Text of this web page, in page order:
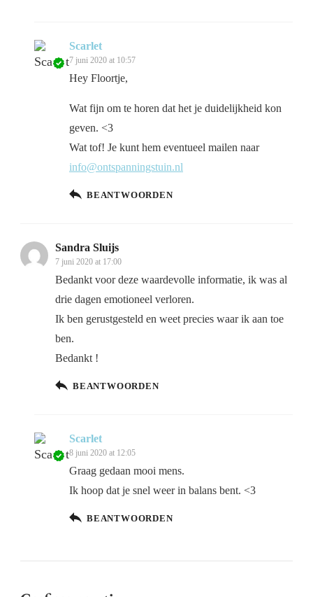
Scarlet
7 juni 2020 at 10:57
Hey Floortje,
Wat fijn om te horen dat het je duidelijkheid kon
geven. <3
Wat tof! Je kunt hem eventueel mailen naar
info@ontspanningstuin.nl
BEANTWOORDEN
Sandra Sluijs
7 juni 2020 at 17:00
Bedankt voor deze waardevolle informatie, ik was al
drie dagen emotioneel verloren.
Ik ben gerustgesteld en weet precies waar ik aan toe
ben.
Bedankt !
BEANTWOORDEN
Scarlet
8 juni 2020 at 12:05
Graag gedaan mooi mens.
Ik hoop dat je snel weer in balans bent. <3
BEANTWOORDEN